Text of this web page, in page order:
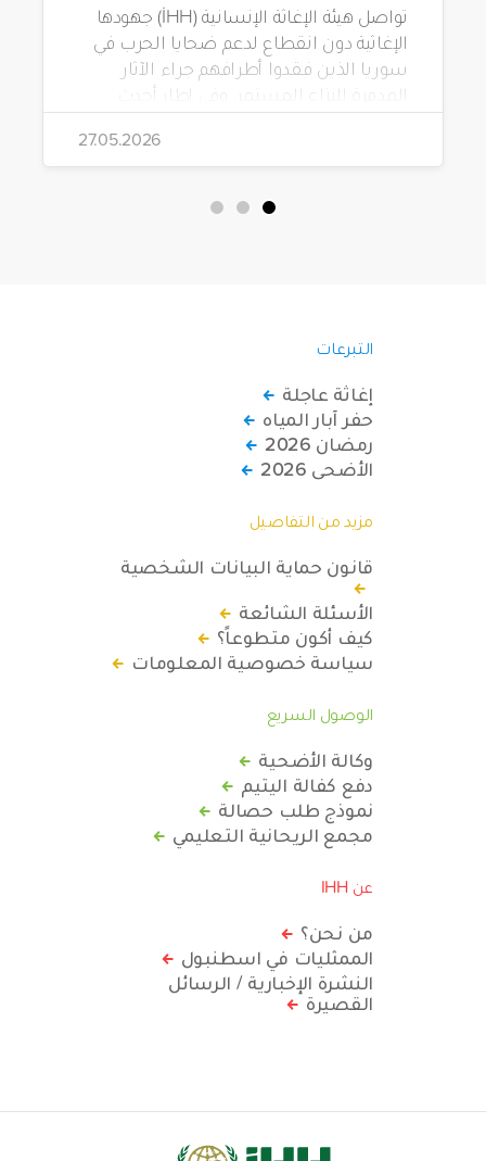
تواصل هيئة الإغاثة الإنسانية (İHH) جهودها
الإغاثية دون انقطاع لدعم ضحايا الحرب في
سوريا الذين فقدوا أطرافهم جراء الآثار
المدمرة للنزاع المستمر. وفي إطار أحدث
مشاريعها، قامت الهيئة بتوزيع 228 كرسياً
متحركاً كهربائياً على أشخاص من ذوي
الاحتياجات الخاصة يعيشون في ظروف
قاسية بمناطق دمشق، وحلب، وحماة،
27.05.2026
التبرعات
إغاثة عاجلة
حفر آبار المياه
رمضان 2026
الأضحى 2026
مزيد من التفاصيل
قانون حماية البيانات الشخصية
الأسئلة الشائعة
كيف أكون متطوعاً؟
سياسة خصوصية المعلومات
الوصول السريع
وكالة الأضحية
دفع كفالة اليتيم
نموذج طلب حصالة
مجمع الريحانية التعليمي
عن IHH
من نحن؟
الممثليات في اسطنبول
النشرة الإخبارية / الرسائل
القصيرة